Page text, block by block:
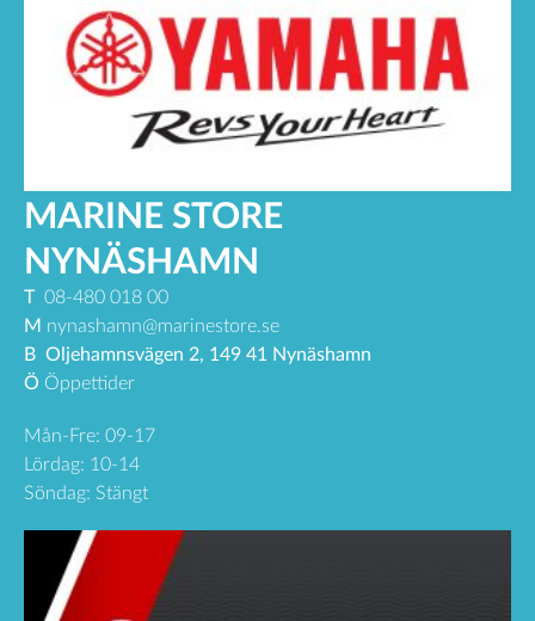
MARINE STORE
NYNÄSHAMN
T08-480 018 00
M nynashamn@marinestore.se
B Oljehamnsvägen 2, 149 41 Nynäshamn
Ö Öppettider
Mån-Fre: 09-17
Lördag: 10-14
Söndag: Stängt